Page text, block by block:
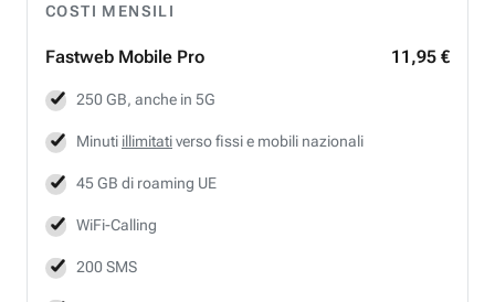
COSTI MENSILI
Fastweb Mobile Pro 11,95 €
250 GB, anche in 5G
Minuti illimitativerso fissi e mobili nazionali
45 GB di roaming UE
WiFi-Calling
200 SMS